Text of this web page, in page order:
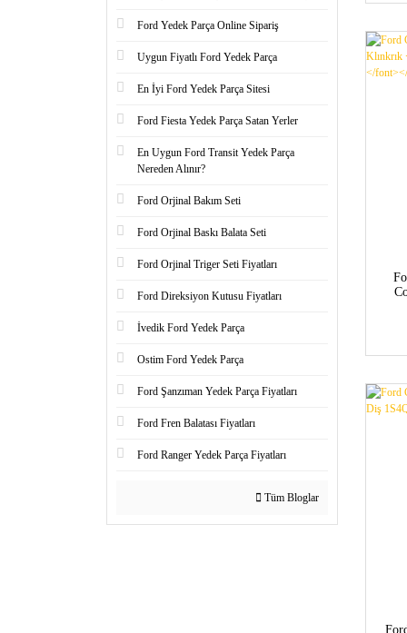
Ford Yedek Parça Online Sipariş
Uygun Fiyatlı Ford Yedek Parça
En İyi Ford Yedek Parça Sitesi
Ford Fiesta Yedek Parça Satan Yerler
En Uygun Ford Transit Yedek Parça
Nereden Alınır?
Ford Orjinal Bakım Seti
Ford Orjinal Baskı Balata Seti
Ford Orjinal Triger Seti Fiyatları
Ford Direksiyon Kutusu Fiyatları
İvedik Ford Yedek Parça
Ostim Ford Yedek Parça
Ford Şanzıman Yedek Parça Fiyatları
Ford Fren Balatası Fiyatları
Ford Ranger Yedek Parça Fiyatları
Tüm Bloglar